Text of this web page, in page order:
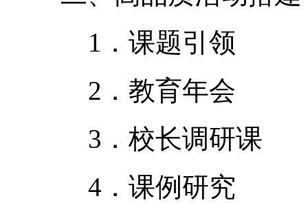
1．课题引领
2．教育年会
3．校长调研课
4．课例研究